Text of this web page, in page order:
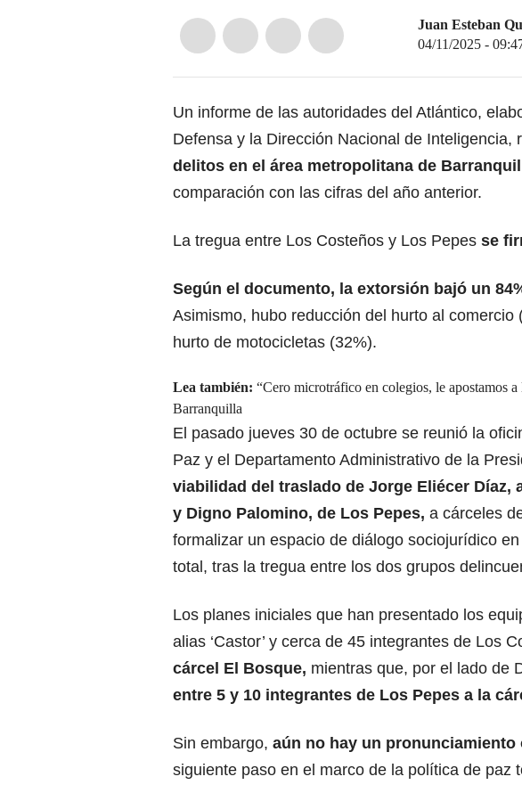
Juan Esteban
04/11/2025 -
Un informe de las autoridades del Atlántico,
Defensa y la Dirección Nacional de Inteligencia,
delitos en el área metropolitana de
comparación con las cifras del año anterior.
La tregua entre Los Costeños y Los Pepes se
Según el documento, la extorsión bajó un
Asimismo, hubo reducción del hurto al
hurto de motocicletas (32%).
Lea también: “Cero microtráfico en colegios, le apostamos a
Barranquilla
El pasado jueves 30 de octubre se reunió la
Paz y el Departamento Administrativo de la
viabilidad del traslado de Jorge Eliécer Díaz,
y Digno Palomino, de Los Pepes, a cárceles
formalizar un espacio de diálogo sociojurídico
total, tras la tregua entre los dos grupos
Los planes iniciales que han presentado los
alias ‘Castor’ y cerca de 45 integrantes de Los
cárcel El Bosque, mientras que, por el lado de
entre 5 y 10 integrantes de Los Pepes a la
Sin embargo, aún no hay un
siguiente paso en el marco de la política de paz